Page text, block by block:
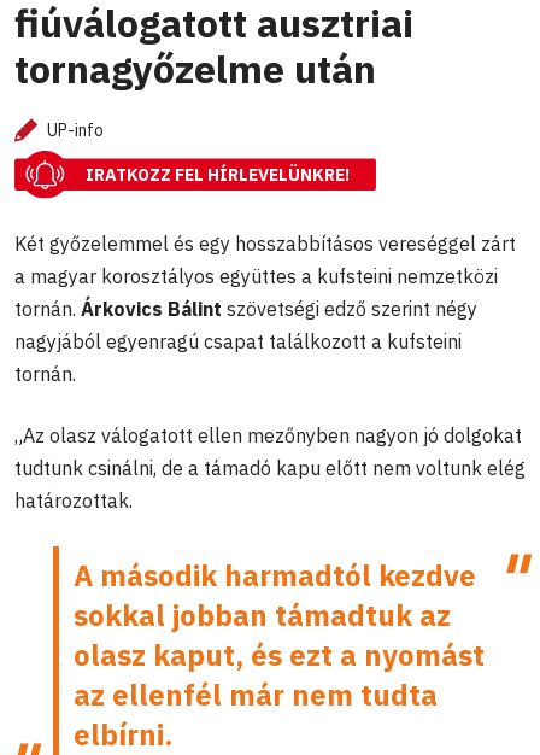
fiúválogatott ausztriai
tornagyőzelme után
UP-info
IRATKOZZ FEL HÍRLEVELÜNKRE!
Két győzelemmel és egy hosszabbításos vereséggel zárt
a magyar korosztályos együttes a kufsteini nemzetközi
tornán. Árkovics Bálint szövetségi edző szerint négy
nagyjából egyenragú csapat találkozott a kufsteini
tornán.
„Az olasz válogatott ellen mezőnyben nagyon jó dolgokat
tudtunk csinálni, de a támadó kapu előtt nem voltunk elég
határozottak.
A második harmadtól kezdve
sokkal jobban támadtuk az
olasz kaput, és ezt a nyomást
az ellenfél már nem tudta
elbírni.